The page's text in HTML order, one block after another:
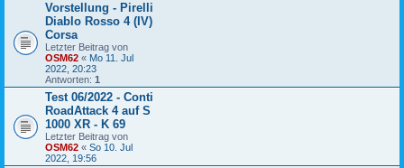
Vorstellung - Pirelli
Diablo Rosso 4 (IV)
Corsa
Letzter Beitrag von
OSM62 « Mo 11. Jul
2022, 20:23
Antworten: 1
Test 06/2022 - Conti
RoadAttack 4 auf S
1000 XR - K 69
Letzter Beitrag von
OSM62 « So 10. Jul
2022, 19:56